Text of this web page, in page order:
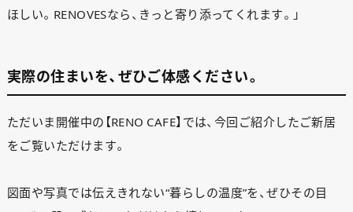
ほしい。RENOVESなら、きっと寄り添ってくれます。」
実際の住まいを、ぜひご体感ください。
ただいま開催中の【RENO CAFE】では、今回ご紹介したご新居
をご覧いただけます。
図面や写真では伝えきれない“暮らしの温度”を、ぜひその目